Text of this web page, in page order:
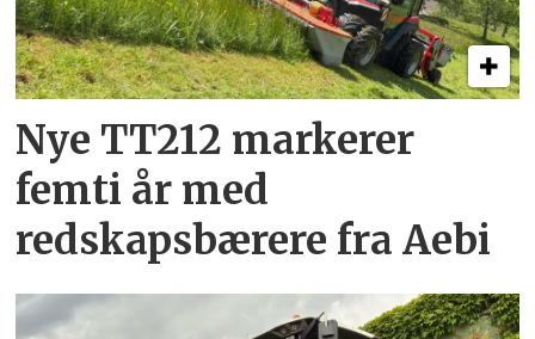
Nye TT212 markerer
femti år­ med
redskapsbærere fra Aebi